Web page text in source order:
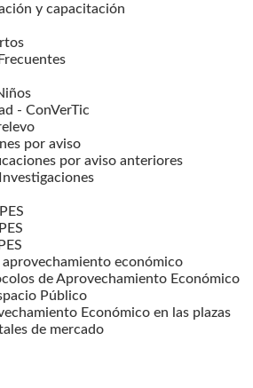
y capacitación
- ConVerTic
por aviso
por aviso anteriores
económico
de Aprovechamiento Económico
Público
Económico en las plazas
de mercado